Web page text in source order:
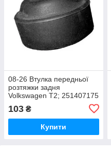
08-26 Втулка передньої
розтяжки задня
Volkswagen T2; 251407175
103 ₴
Купити